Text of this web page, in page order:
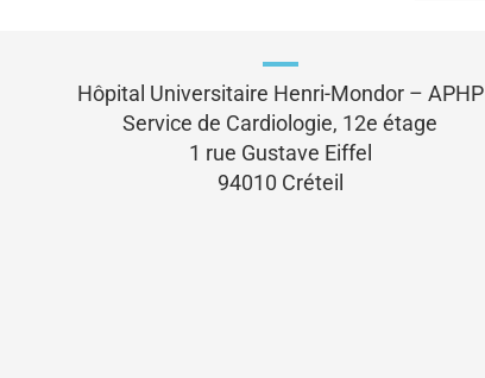
Hôpital Universitaire Henri-Mondor – APHP
Service de Cardiologie, 12e étage
1 rue Gustave Eiffel
94010 Créteil